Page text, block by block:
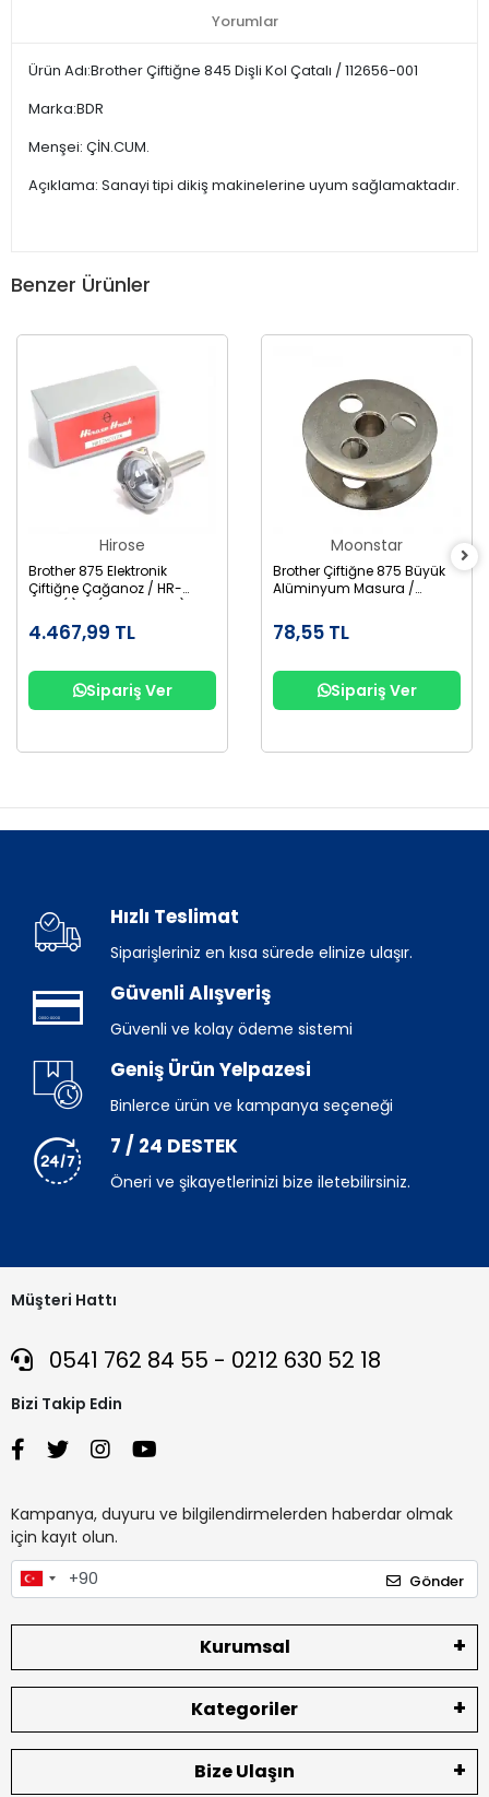
Yorumlar
Ürün Adı:Brother Çiftiğne 845 Dişli Kol Çatalı / 112656-001
Marka:BDR
Menşei: ÇİN.CUM.
Açıklama: Sanayi tipi dikiş makinelerine uyum sağlamaktadır.
Benzer Ürünler
Hirose
Brother 875 Elektronik
Çiftiğne Çağanoz / HR-
12MC(1)TR (SA1689-001)
4.467,99 TL
Sipariş Ver
Moonstar
Brother Çiftiğne 875 Büyük
Alüminyum Masura /
78,55 TL
Sipariş Ver
Hızlı Teslimat
Siparişleriniz en kısa sürede elinize ulaşır.
Güvenli Alışveriş
Güvenli ve kolay ödeme sistemi
Geniş Ürün Yelpazesi
Binlerce ürün ve kampanya seçeneği
7 / 24 DESTEK
Öneri ve şikayetlerinizi bize iletebilirsiniz.
Müşteri Hattı
0541 762 84 55 - 0212 630 52 18
Bizi Takip Edin
Kampanya, duyuru ve bilgilendirmelerden haberdar olmak
için kayıt olun.
Gönder
Kurumsal
Kategoriler
Bize Ulaşın